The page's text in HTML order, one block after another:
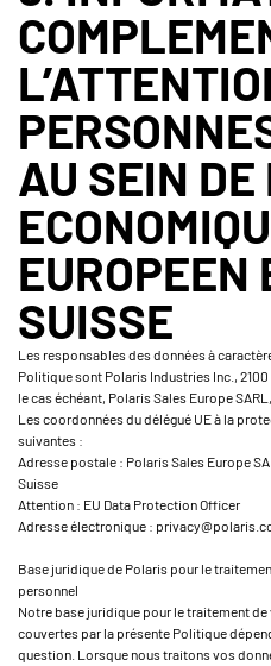
AU SEIN DE
EUROPEEN
SUISSE
Les responsables des données à
Politique sont Polaris Industries Inc.,
le cas échéant, Polaris Sales Europe
Les coordonnées du délégué UE à la
suivantes :
Adresse postale : Polaris Sales Europe
Suisse
Attention : EU Data Protection Officer
Adresse électronique :
Base juridique de Polaris pour le
personnel
Notre base juridique pour le traitement
couvertes par la présente Politique
question. Lorsque nous traitons vos